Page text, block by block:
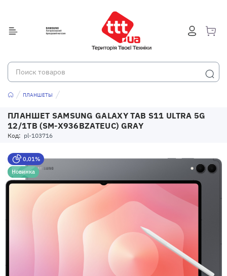
ПЛАНШЕТЫ
ПЛАНШЕТ SAMSUNG GALAXY TAB S11 ULTRA 5G
12/1TB (SM-X936BZATEUC) GRAY
Код: pl-103716
0,01%
Новинка